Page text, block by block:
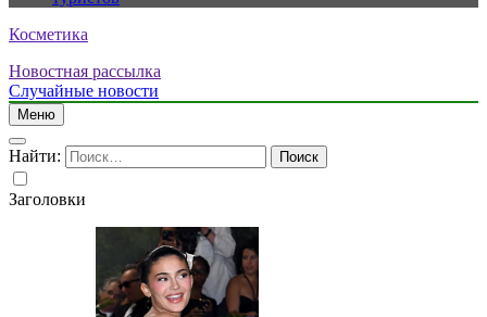
Косметика
Новостная рассылка
Случайные новости
Меню
Найти:
Заголовки